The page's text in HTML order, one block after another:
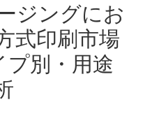
ジングにお
式印刷市場
別・用途